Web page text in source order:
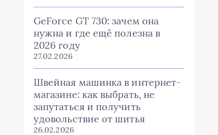
GeForce GT 730: зачем она
нужна и где ещё полезна в
2026 году
27.02.2026
Швейная машинка в интернет-
магазине: как выбрать, не
запутаться и получить
удовольствие от шитья
26.02.2026